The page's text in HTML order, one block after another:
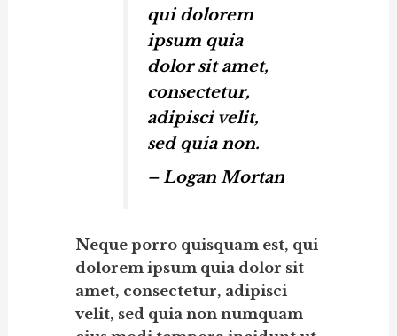
qui dolorem
ipsum quia
dolor sit amet,
consectetur,
adipisci velit,
sed quia non.
– Logan Mortan
Neque porro quisquam est, qui
dolorem ipsum quia dolor sit
amet, consectetur, adipisci
velit, sed quia non numquam